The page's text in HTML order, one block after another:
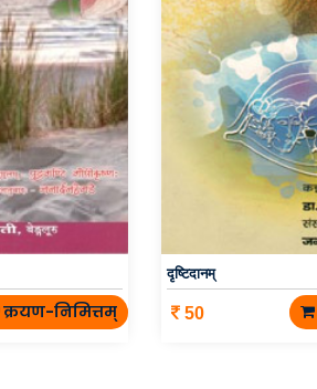
क्रयण-निमित्तम्
दृष्टिदानम्
50